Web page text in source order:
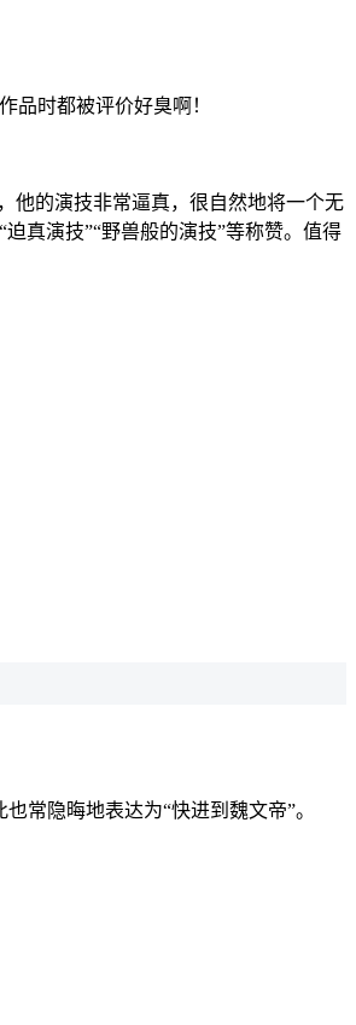
品时都被评价好臭啊！
他的演技非常逼真，很自然地将一个无
真演技”“野兽般的演技”等称赞。值得
常隐晦地表达为“快进到魏文帝”。